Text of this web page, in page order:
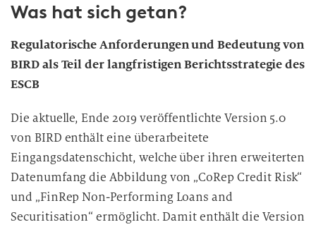
Was hat sich getan?
Regulatorische Anforderungen und Bedeutung von
BIRD als Teil der langfristigen Berichtsstrategie des
ESCB
Die aktuelle, Ende 2019 veröffentlichte Version 5.0
von BIRD enthält eine überarbeitete
Eingangsdatenschicht, welche über ihren erweiterten
Datenumfang die Abbildung von „CoRep Credit Risk“
und „FinRep Non-Performing Loans and
Securitisation“ ermöglicht. Damit enthält die Version